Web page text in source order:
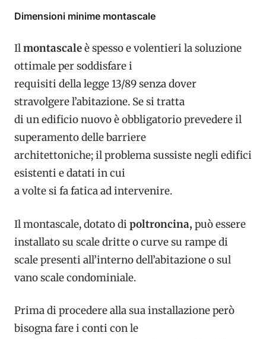
Dimensioni minime montascale
Ilmontascaleè spesso e volentieri la soluzione
ottimale per soddisfare i
requisiti della legge 13/89 senza dover
stravolgere l’abitazione. Se si tratta
di un edificio nuovo è obbligatorio prevedere il
superamento delle barriere
architettoniche; il problema sussiste negli edifici
esistenti e datati in cui
a volte si fa fatica ad intervenire.
Il montascale, dotato di poltroncina, può essere
installato su scale dritte o curve su rampe di
scale presenti all’interno dell’abitazione o sul
vano scale condominiale.
Prima di procedere alla sua installazione però
bisogna fare i conti con le